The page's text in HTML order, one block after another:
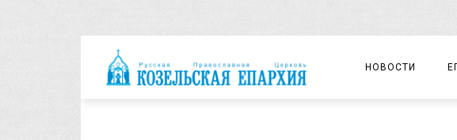
НОВОСТИ